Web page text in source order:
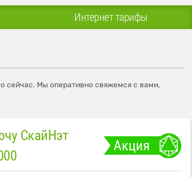
Интернет тарифы
сейчас. Мы оперативно свяжемся с вами,
СкайНэт
Акция